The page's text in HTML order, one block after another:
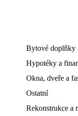
Bytové doplňky
Hypotéky a
Okna, dveře a
Ostatní
Rekonstrukce a